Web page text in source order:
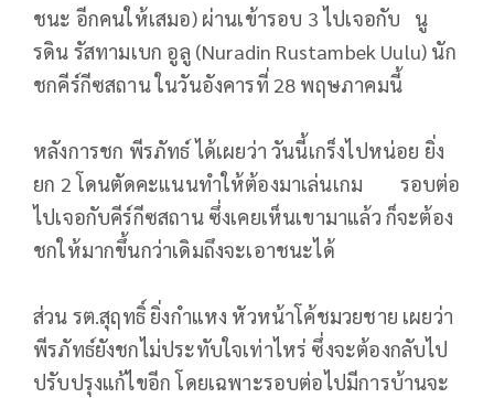
ชนะ อีกคนให้เสมอ) ผ่านเข้ารอบ 3 ไปเจอกับ นู
รดิน รัสทามเบก อูลู (Nuradin Rustambek Uulu) นัก
ชกคีร์กีซสถาน ในวันอังคารที่ 28 พฤษภาคมนี้
หลังการชก พีรภัทธ์ ได้เผยว่า วันนี้เกร็งไปหน่อย ยิ่ง
ยก 2 โดนตัดคะแนนทำให้ต้องมาเล่นเกม รอบต่อ
ไปเจอกับคีร์กีซสถาน ซึ่งเคยเห็นเขามาแล้ว ก็จะต้อง
ชกให้มากขึ้นกว่าเดิมถึงจะเอาชนะได้
ส่วน รต.สุฤทธิ์ ยิ่งกำแหง หัวหน้าโค้ชมวยชาย เผยว่า
พีรภัทธ์ยังชกไม่ประทับใจเท่าไหร่ ซึ่งจะต้องกลับไป
ปรับปรุงแก้ไขอีก โดยเฉพาะรอบต่อไปมีการบ้านจะ